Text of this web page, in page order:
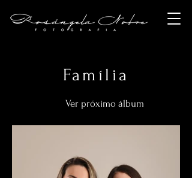
Família
Ver próximo álbum